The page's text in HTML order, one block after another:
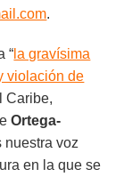
.
“ la gravísima
violación de
Caribe,
Ortega-
nuestra voz
en la que se